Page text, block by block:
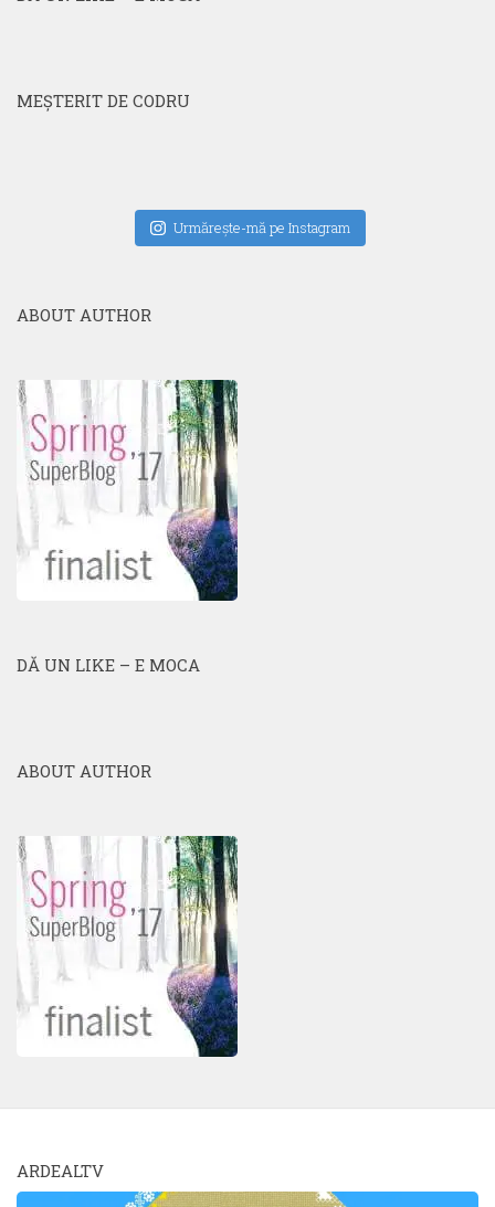
MEŞTERIT DE CODRU
Urmăreşte-mă pe Instagram
ABOUT AUTHOR
DĂ UN LIKE – E MOCA
ABOUT AUTHOR
ARDEALTV